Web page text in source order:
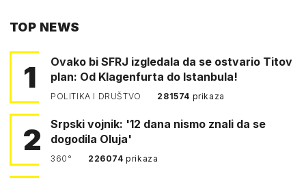
TOP NEWS
1
Ovako bi SFRJ izgledala da se ostvario Titov
plan: Od Klagenfurta do Istanbula!
POLITIKA I DRUŠTVO 281574 prikaza
2
Srpski vojnik: '12 dana nismo znali da se
dogodila Oluja'
360° 226074prikaza